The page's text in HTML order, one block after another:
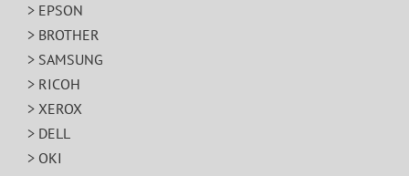
> EPSON
> BROTHER
> SAMSUNG
> RICOH
> XEROX
> DELL
> OKI